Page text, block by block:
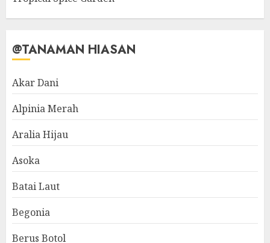
@TANAMAN HIASAN
Akar Dani
Alpinia Merah
Aralia Hijau
Asoka
Batai Laut
Begonia
Berus Botol